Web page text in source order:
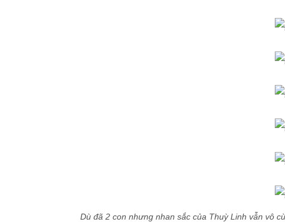
Dù đã 2 con nhưng nhan sắc của Thuỳ Linh vẫn vô